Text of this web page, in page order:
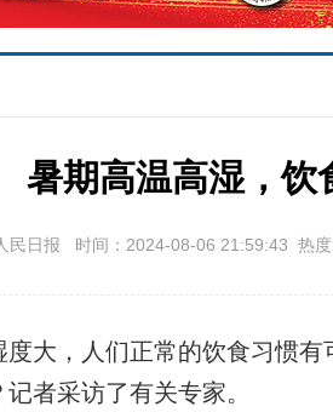
暑期高温高湿，饮
民日报 时间：2024-08-06 21:59:43 热
，人们正常的饮食习惯有
者采访了有关专家。